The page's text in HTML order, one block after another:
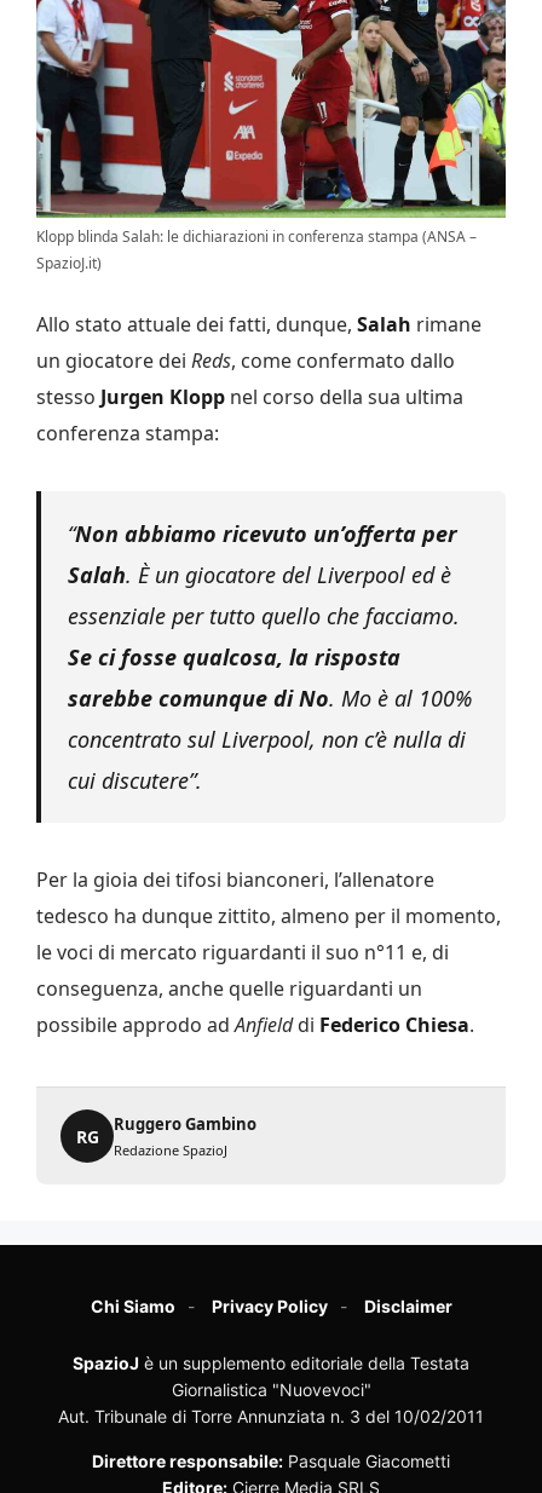
Klopp blinda Salah: le dichiarazioni in conferenza stampa (ANSA –
SpazioJ.it)
Allo stato attuale dei fatti, dunque, Salah rimane
un giocatore dei Reds, come confermato dallo
stesso Jurgen Klopp nel corso della sua ultima
conferenza stampa:
“Non abbiamo ricevuto un’offerta per
Salah. È un giocatore del Liverpool ed è
essenziale per tutto quello che facciamo.
Se ci fosse qualcosa, la risposta
sarebbe comunque di No. Mo è al 100%
concentrato sul Liverpool, non c’è nulla di
cui discutere”.
Per la gioia dei tifosi bianconeri, l’allenatore
tedesco ha dunque zittito, almeno per il momento,
le voci di mercato riguardanti il suo n°11 e, di
conseguenza, anche quelle riguardanti un
possibile approdo adAnfielddi Federico Chiesa.
RG
Ruggero Gambino
Redazione SpazioJ
Chi Siamo Privacy Policy Disclaimer
SpazioJ è un supplemento editoriale della Testata
Giornalistica "Nuovevoci"
Aut. Tribunale di Torre Annunziata n. 3 del 10/02/2011
Direttore responsabile: Pasquale Giacometti
Editore: Cierre Media SRLS